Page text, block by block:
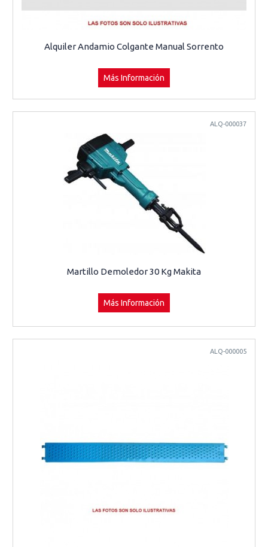
Alquiler Andamio Colgante Manual Sorrento
Más Información
ALQ-000037
Martillo Demoledor 30 Kg Makita
Más Información
ALQ-000005